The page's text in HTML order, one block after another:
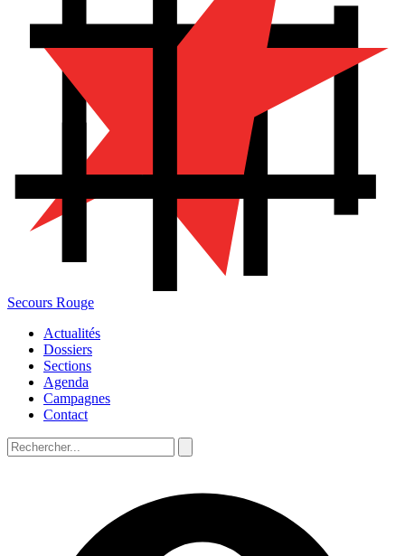
Secours Rouge
Actualités
Dossiers
Sections
Agenda
Campagnes
Contact